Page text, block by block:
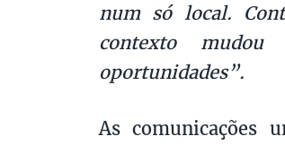
num só local.
contexto
oportunidades”.
As comunicações